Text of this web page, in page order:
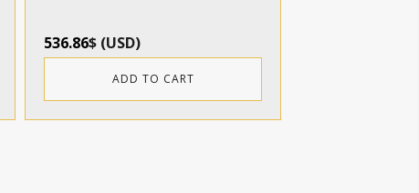
536.86$(USD)
ADD TO CART